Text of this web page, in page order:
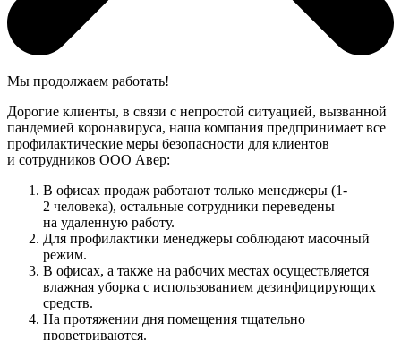
Мы продолжаем работать!
Дорогие клиенты, в связи с непростой ситуацией, вызванной
пандемией коронавируса, наша компания предпринимает все
профилактические меры безопасности для клиентов
и сотрудников ООО Авер:
В офисах продаж работают только менеджеры (1-
2 человека), остальные сотрудники переведены
на удаленную работу.
Для профилактики менеджеры соблюдают масочный
режим.
В офисах, а также на рабочих местах осуществляется
влажная уборка с использованием дезинфицирующих
средств.
На протяжении дня помещения тщательно
проветриваются.